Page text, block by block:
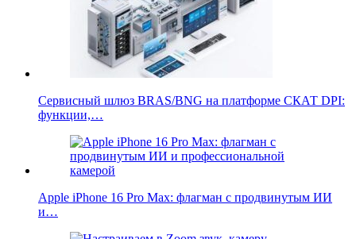
Сервисный шлюз BRAS/BNG на платформе СКАТ DPI:
функции,…
Apple iPhone 16 Pro Max: флагман с продвинутым ИИ
и…